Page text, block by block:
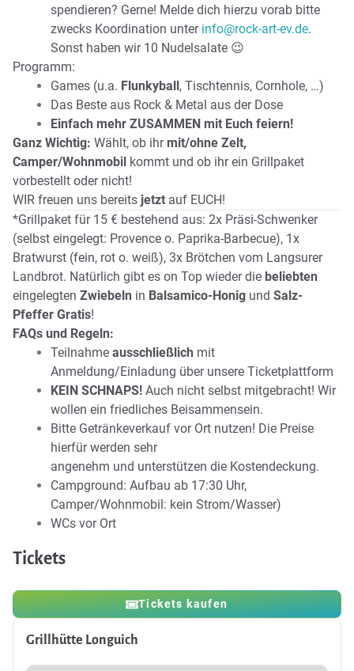
spendieren? Gerne! Melde dich hierzu vorab bitte
zwecks Koordination unter info@rock-art-ev.de.
Sonst haben wir 10 Nudelsalate 😉
Programm:
Games (u.a. Flunkyball , Tischtennis, Cornhole, …)
Das Beste aus Rock & Metal aus der Dose
Einfach mehr ZUSAMMEN mit Euch feiern!
Ganz Wichtig: Wählt, ob ihr mit/ohne Zelt,
Camper/Wohnmobil kommt und ob ihr ein Grillpaket
vorbestellt oder nicht!
WIR freuen uns bereits jetzt auf EUCH!
*Grillpaket für 15 € bestehend aus: 2x Präsi-Schwenker
(selbst eingelegt: Provence o. Paprika-Barbecue), 1x
Bratwurst (fein, rot o. weiß), 3x Brötchen vom Langsurer
Landbrot. Natürlich gibt es on Top wieder die beliebten
eingelegten Zwiebeln in Balsamico-Honig und Salz-
Pfeffer Gratis!
FAQs und Regeln:
Teilnahme ausschließlich mit
Anmeldung/Einladung über unsere Ticketplattform
KEIN SCHNAPS! Auch nicht selbst mitgebracht! Wir
wollen ein friedliches Beisammensein.
Bitte Getränkeverkauf vor Ort nutzen! Die Preise
hierfür werden sehr
angenehm und unterstützen die Kostendeckung.
Campground: Aufbau ab 17:30 Uhr,
Camper/Wohnmobil: kein Strom/Wasser)
WCs vor Ort
Tickets
Tickets kaufen
Grillhütte Longuich